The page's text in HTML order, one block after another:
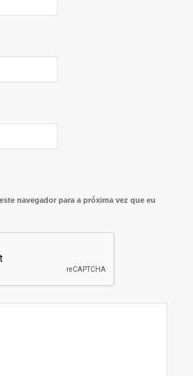
navegador para a próxima vez que eu